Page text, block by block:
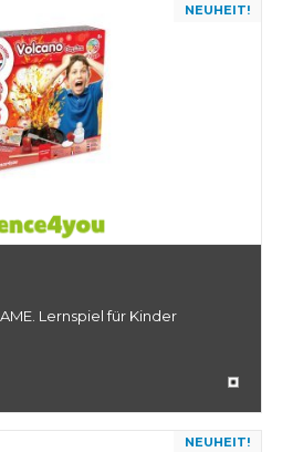
NEUHEIT!
Lernspiel für Kinder
NEUHEIT!